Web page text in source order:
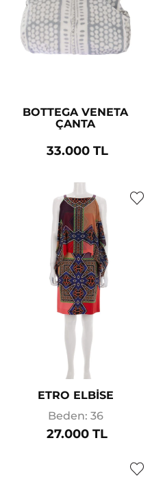
BOTTEGA VENETA
ÇANTA
33.000 TL
ETRO ELBİSE
Beden: 36
27.000 TL